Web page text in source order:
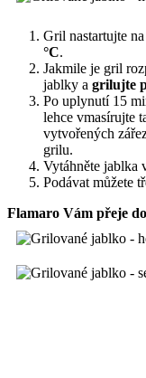
Gril nastartujte na
°C.
Jakmile je gril
jablky a grilujte
Po uplynutí 15
lehce vmasírujte
vytvořených
grilu.
Vytáhněte jablka
Podávat můžete
Flamaro Vám přeje